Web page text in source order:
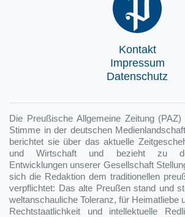
Kontakt
Impressum
Datenschutz
Die Preußische Allgemeine Zeitung
Stimme in der deutschen
berichtet sie über das aktuelle
und Wirtschaft und bezieht zu
Entwicklungen unserer Gesellschaft
sich die Redaktion dem traditionellen
verpflichtet: Das alte Preußen stand und
weltanschauliche Toleranz, für Heimatliebe
Rechtstaatlichkeit und intellektuelle